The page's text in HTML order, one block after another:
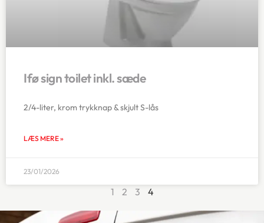
Ifø sign toilet inkl. sæde
2/4-liter, krom trykknap & skjult S-lås
LÆS MERE »
23/01/2026
1 2 3 4